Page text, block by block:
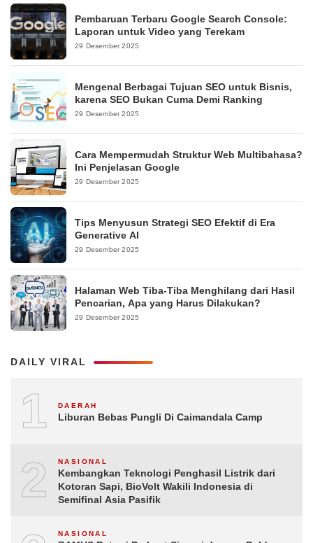
Pembaruan Terbaru Google Search Console:
Laporan untuk Video yang Terekam
29 Desember 2025
Mengenal Berbagai Tujuan SEO untuk Bisnis,
karena SEO Bukan Cuma Demi Ranking
29 Desember 2025
Cara Mempermudah Struktur Web Multibahasa?
Ini Penjelasan Google
29 Desember 2025
Tips Menyusun Strategi SEO Efektif di Era
Generative AI
29 Desember 2025
Halaman Web Tiba-Tiba Menghilang dari Hasil
Pencarian, Apa yang Harus Dilakukan?
29 Desember 2025
DAILY VIRAL
1 DAERAH
Liburan Bebas Pungli Di Caimandala Camp
2 NASIONAL
Kembangkan Teknologi Penghasil Listrik dari
Kotoran Sapi, BioVolt Wakili Indonesia di
Semifinal Asia Pasifik
NASIONAL